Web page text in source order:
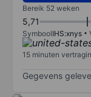
Bereik 52 weken
5,71
SymboolIHS:xnys
15 minuten
Gegevens